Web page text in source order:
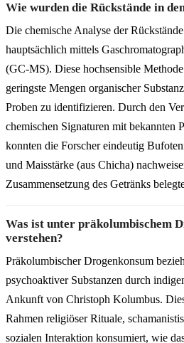
Wie wurden die Rückstände in
Die chemische Analyse der
hauptsächlich mittels
(GC-MS). Diese hochsensible
geringste Mengen organischer
Proben zu identifizieren. Durch den
chemischen Signaturen mit bekannten
konnten die Forscher eindeutig
und Maisstärke (aus Chicha)
Zusammensetzung des Getränks
Was ist unter präkolumbischem
verstehen?
Präkolumbischer Drogenkonsum
psychoaktiver Substanzen durch
Ankunft von Christoph Kolumbus.
Rahmen religiöser Rituale,
sozialen Interaktion konsumiert, wie